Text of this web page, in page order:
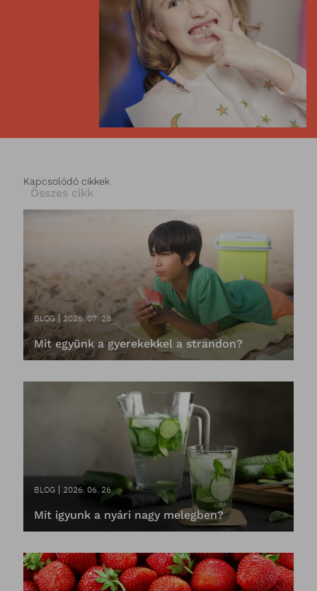
Kapcsolódó cikkek
Összes cikk
BLOG 2026. 07. 28
Mit együnk a gyerekekkel a strandon?
BLOG 2026. 06. 26
Mit igyunk a nyári nagy melegben?